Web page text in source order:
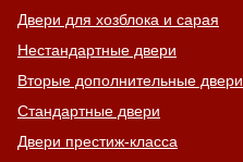
Двери для хозблока и сарая
Нестандартные двери
Вторые дополнительные двери
Стандартные двери
Двери престиж-класса